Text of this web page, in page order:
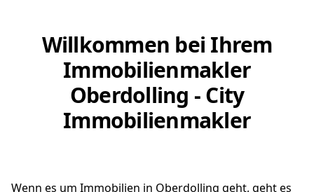
Willkommen bei Ihrem
Immobilienmakler
Oberdolling - City
Immobilienmakler
Wenn es um Immobilien in Oberdolling geht, geht es